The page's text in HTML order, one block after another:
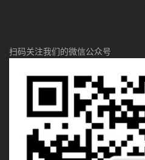
扫码关注我们的微信公众号